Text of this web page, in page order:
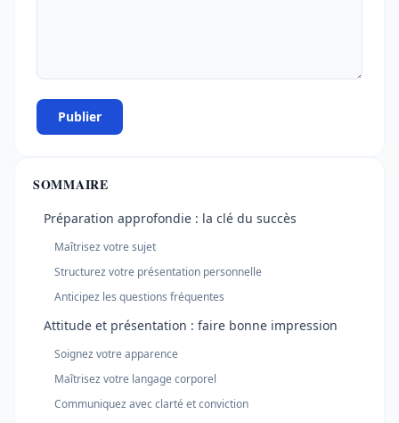
Publier
SOMMAIRE
Préparation approfondie : la clé du succès
Maîtrisez votre sujet
Structurez votre présentation personnelle
Anticipez les questions fréquentes
Attitude et présentation : faire bonne impression
Soignez votre apparence
Maîtrisez votre langage corporel
Communiquez avec clarté et conviction